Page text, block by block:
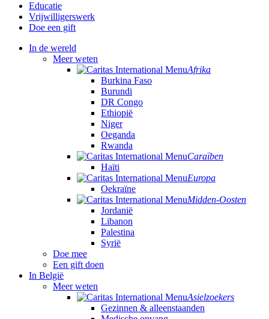
Educatie
Vrijwilligerswerk
Doe een gift
In de wereld
Meer weten
Afrika
Burkina Faso
Burundi
DR Congo
Ethiopië
Niger
Oeganda
Rwanda
Caraïben
Haïti
Europa
Oekraïne
Midden-Oosten
Jordanië
Libanon
Palestina
Syrië
Doe mee
Een gift doen
In België
Meer weten
Asielzoekers
Gezinnen & alleenstaanden